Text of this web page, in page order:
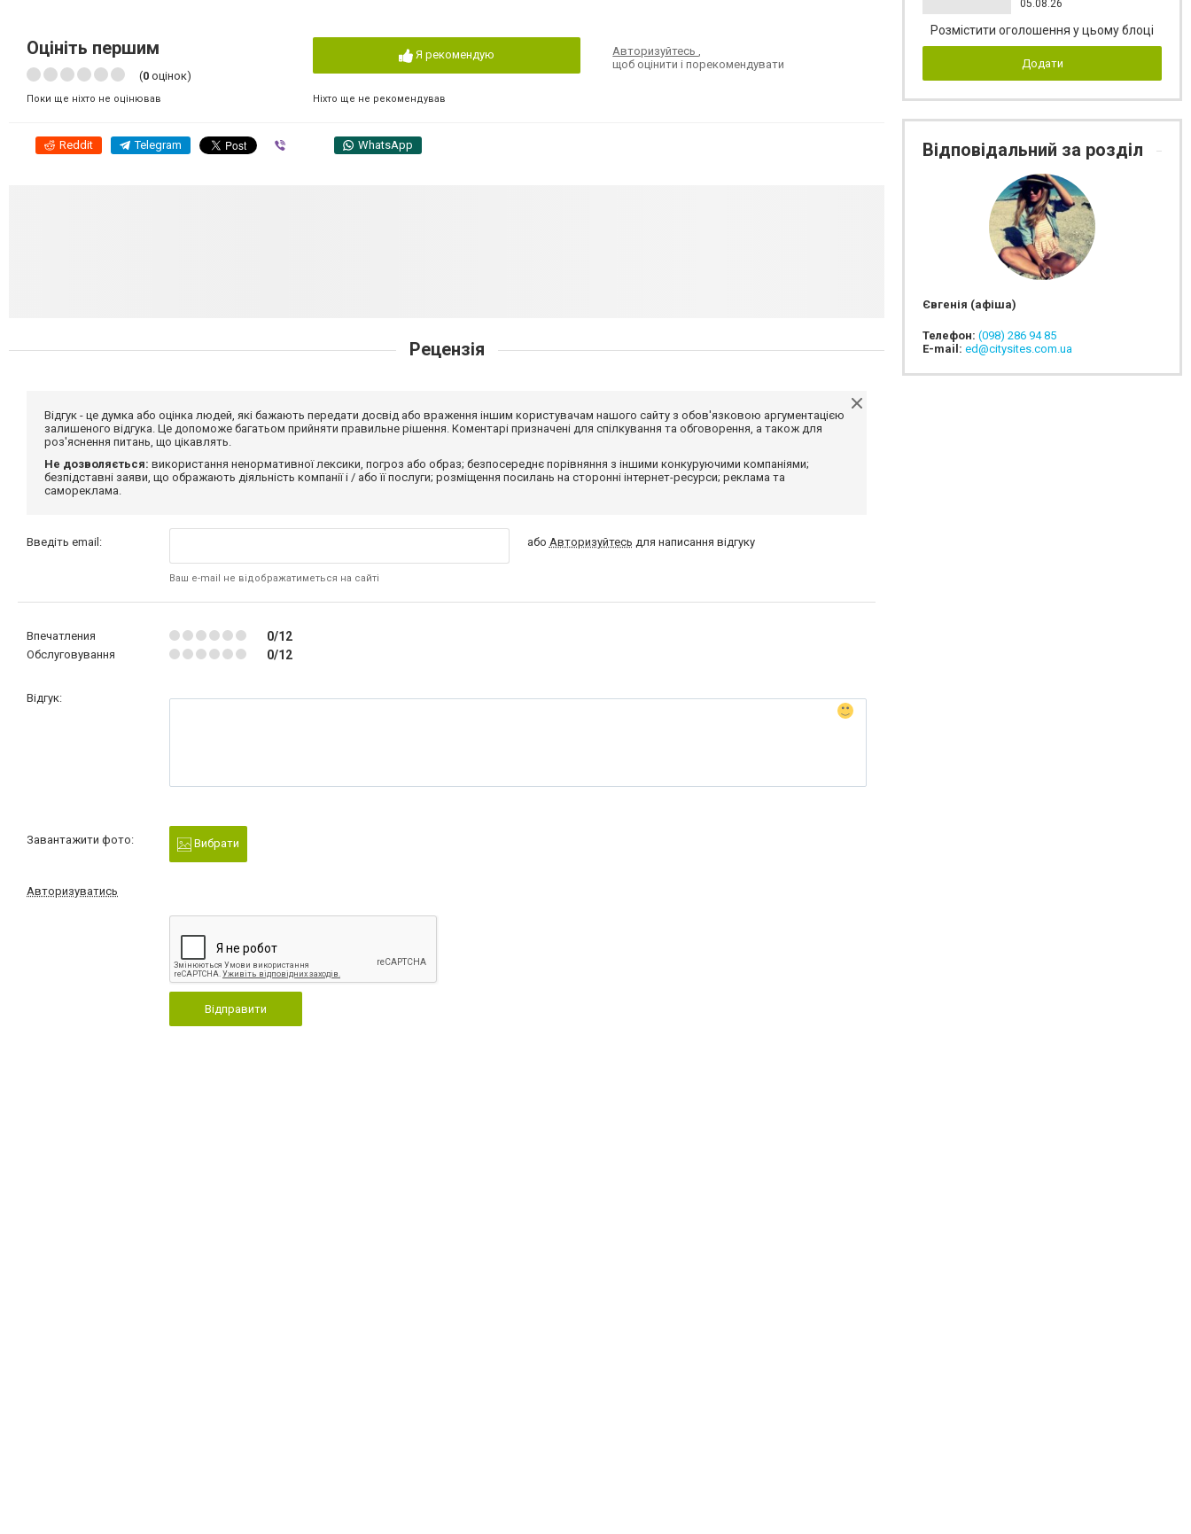
Оцініть першим
(0 оцінок)
Поки ще ніхто не оцінював
Я рекомендую
Ніхто ще не рекомендував
Авторизуйтесь,
щоб оцінити і порекомендувати
Reddit Telegram WhatsApp
Рецензія
Відгук - це думка або оцінка людей, які бажають передати досвід або враження іншим користувачам нашого сайту з обов'язковою аргументацією
залишеного відгука. Це допоможе багатьом прийняти правильне рішення. Коментарі призначені для спілкування та обговорення, а також для
роз'яснення питань, що цікавлять.
Не дозволяється: використання ненормативної лексики, погроз або образ; безпосереднє порівняння з іншими конкуруючими компаніями;
безпідставні заяви, що ображають діяльність компанії і / або її послуги; розміщення посилань на сторонні інтернет-ресурси; реклама та
самореклама.
Введіть email:
Ваш e-mail не відображатиметься на сайті
або Авторизуйтесь для написання відгуку
Впечатления 0/12
Обслуговування 0/12
Відгук:
Завантажити фото: Вибрати
Авторизуватись
Відправити
05.08.26
Розмістити оголошення у цьому блоці
Додати
Відповідальний за розділ
Євгенія (афіша)
Телефон: (098) 286 94 85
E-mail: ed@citysites.com.ua